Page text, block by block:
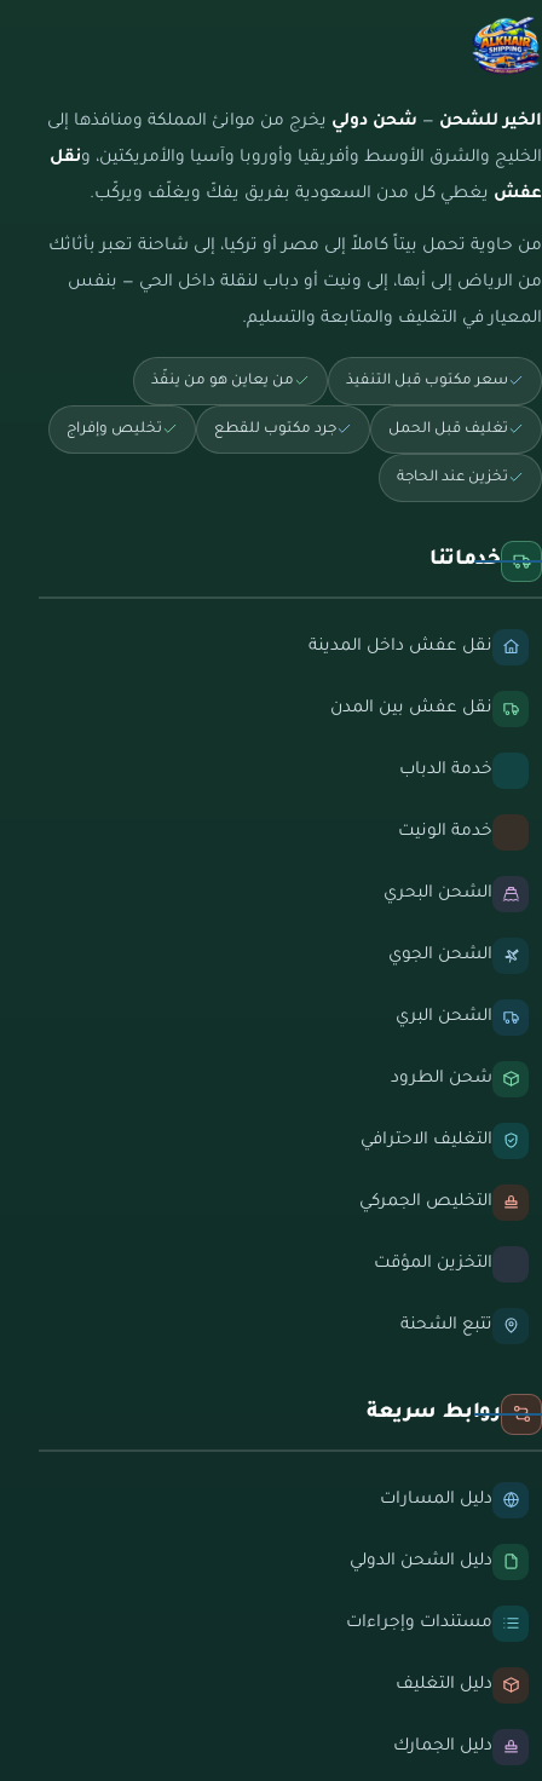
الخير للشحن — شحن دولي يخرج من موانئ المملكة ومنافذها إلى
الخليج والشرق الأوسط وأفريقيا وأوروبا وآسيا والأمريكتين، ونقل
عفش يغطي كل مدن السعودية بفريق يفكّ ويغلّف ويركّب.
من حاوية تحمل بيتاً كاملاً إلى مصر أو تركيا، إلى شاحنة تعبر بأثاثك
من الرياض إلى أبها، إلى ونيت أو دباب لنقلة داخل الحي — بنفس
المعيار في التغليف والمتابعة والتسليم.
سعر مكتوب قبل التنفيذ من يعاين هو من ينفّذ
تغليف قبل الحمل جرد مكتوب للقطع تخليص وإفراج
تخزين عند الحاجة
خدماتنا
نقل عفش داخل المدينة
نقل عفش بين المدن
خدمة الدباب
خدمة الونيت
الشحن البحري
الشحن الجوي
الشحن البري
شحن الطرود
التغليف الاحترافي
التخليص الجمركي
التخزين المؤقت
تتبع الشحنة
روابط سريعة
دليل المسارات
دليل الشحن الدولي
مستندات وإجراءات
دليل التغليف
دليل الجمارك